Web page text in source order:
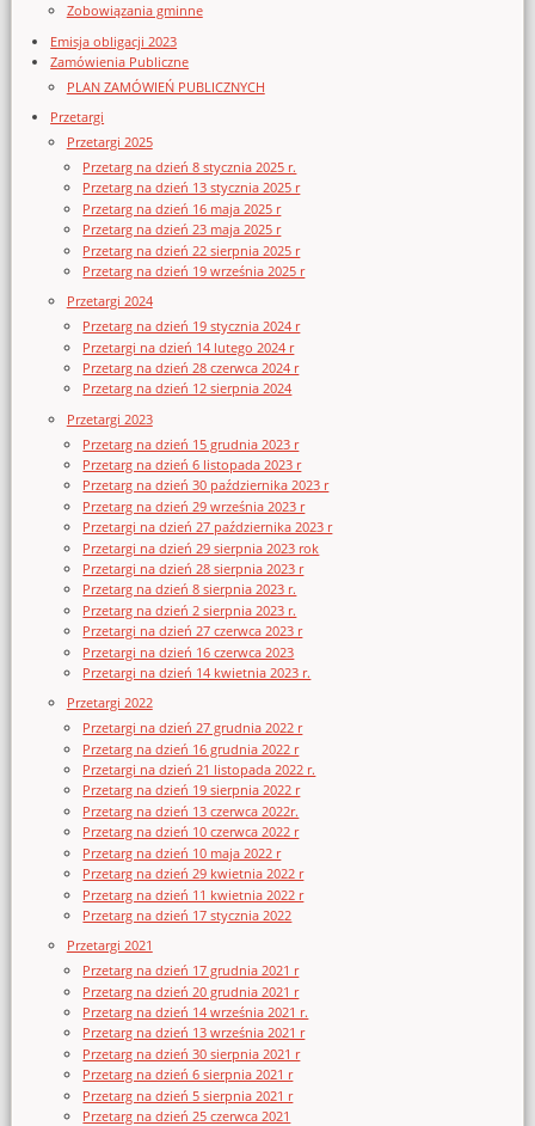
Zobowiązania gminne
Emisja obligacji 2023
Zamówienia Publiczne
PLAN ZAMÓWIEŃ PUBLICZNYCH
Przetargi
Przetargi 2025
Przetarg na dzień 8 stycznia 2025 r.
Przetarg na dzień 13 stycznia 2025 r
Przetarg na dzień 16 maja 2025 r
Przetarg na dzień 23 maja 2025 r
Przetarg na dzień 22 sierpnia 2025 r
Przetarg na dzień 19 września 2025 r
Przetargi 2024
Przetarg na dzień 19 stycznia 2024 r
Przetargi na dzień 14 lutego 2024 r
Przetarg na dzień 28 czerwca 2024 r
Przetarg na dzień 12 sierpnia 2024
Przetargi 2023
Przetarg na dzień 15 grudnia 2023 r
Przetarg na dzień 6 listopada 2023 r
Przetarg na dzień 30 października 2023 r
Przetarg na dzień 29 września 2023 r
Przetargi na dzień 27 października 2023 r
Przetargi na dzień 29 sierpnia 2023 rok
Przetargi na dzień 28 sierpnia 2023 r
Przetarg na dzień 8 sierpnia 2023 r.
Przetarg na dzień 2 sierpnia 2023 r.
Przetargi na dzień 27 czerwca 2023 r
Przetargi na dzień 16 czerwca 2023
Przetargi na dzień 14 kwietnia 2023 r.
Przetargi 2022
Przetargi na dzień 27 grudnia 2022 r
Przetarg na dzień 16 grudnia 2022 r
Przetargi na dzień 21 listopada 2022 r.
Przetarg na dzień 19 sierpnia 2022 r
Przetarg na dzień 13 czerwca 2022r.
Przetarg na dzień 10 czerwca 2022 r
Przetarg na dzień 10 maja 2022 r
Przetarg na dzień 29 kwietnia 2022 r
Przetarg na dzień 11 kwietnia 2022 r
Przetarg na dzień 17 stycznia 2022
Przetargi 2021
Przetarg na dzień 17 grudnia 2021 r
Przetarg na dzień 20 grudnia 2021 r
Przetarg na dzień 14 września 2021 r.
Przetarg na dzień 13 września 2021 r
Przetarg na dzień 30 sierpnia 2021 r
Przetarg na dzień 6 sierpnia 2021 r
Przetarg na dzień 5 sierpnia 2021 r
Przetarg na dzień 25 czerwca 2021